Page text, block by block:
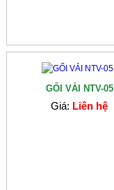
GỐI VẢI NTV-05
Giá: Liên hệ